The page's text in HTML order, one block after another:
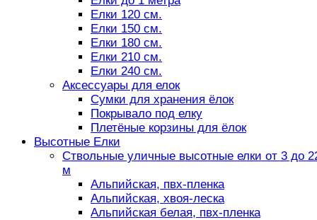
Елки 120 см.
Елки 150 см.
Елки 180 см.
Елки 210 см.
Елки 240 см.
Аксессуары для елок
Сумки для хранения ёлок
Покрывало под елку
Плетёные корзины для ёлок
Высотные Елки
Ствольные уличные высотные елки от 3 до
м
Альпийская, пвх-пленка
Альпийская, хвоя-леска
Альпийская белая, пвх-пленка